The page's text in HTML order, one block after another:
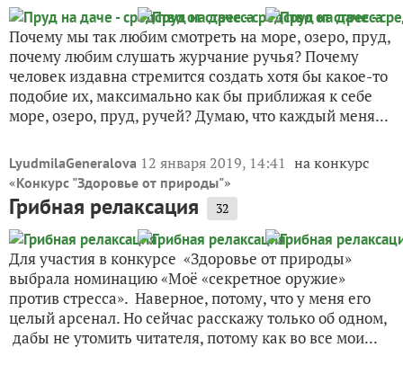
Почему мы так любим смотреть на море, озеро, пруд,
почему любим слушать журчание ручья? Почему
человек издавна стремится создать хотя бы какое-то
подобие их, максимально как бы приближая к себе
море, озеро, пруд, ручей? Думаю, что каждый меня...
LyudmilaGeneralova 12 января 2019, 14:41 на конкурс
«Конкурс "Здоровье от природы"»
Грибная релаксация 32
Для участия в конкурсе «Здоровье от природы»
выбрала номинацию «Моё «секретное оружие»
против стресса». Наверное, потому, что у меня его
целый арсенал. Но сейчас расскажу только об одном,
дабы не утомить читателя, потому как во все мои...